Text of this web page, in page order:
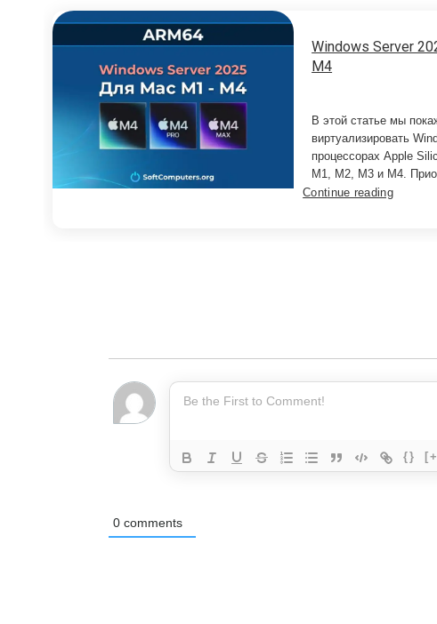
Windows Server
M4
В этой статье мы
виртуализировать
процессорах Apple
M1, M2, M3 и M4.
Continue reading
{}
0comments